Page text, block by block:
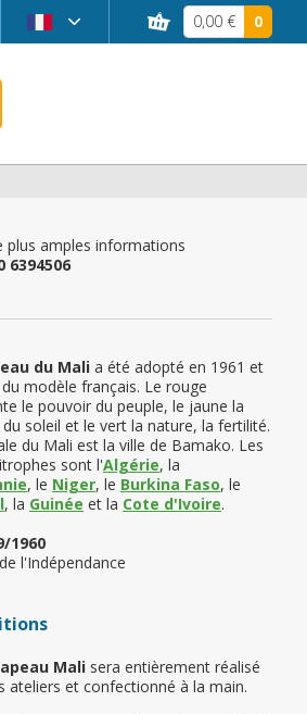
oublié ?
de
0,00 € 0
plus amples informations
6394506
du Mali a été adopté en 1961 et
modèle français. Le rouge
le pouvoir du peuple, le jaune la
soleil et le vert la nature, la fertilité.
du Mali est la ville de Bamako. Les
sont l'Algérie, la
, le Niger, le Burkina Faso, le
, la Guinée et la Cote d'Ivoire.
1960
l'Indépendance
Mali sera entièrement réalisé
ateliers et confectionné à la main.